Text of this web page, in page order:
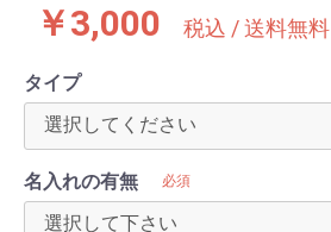
￥3,000 税込 / 送料無料
タイプ
名入れの有無 必須